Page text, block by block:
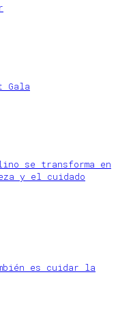
Gala
se transforma en
y el cuidado
es cuidar la